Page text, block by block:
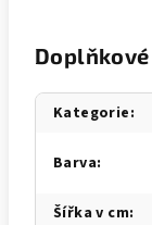
Kategorie:
Barva:
Šířka v cm: